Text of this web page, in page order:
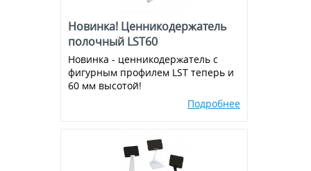
Новинка! Ценникодержатель
полочный LST60
Новинка - ценникодержатель с
фигурным профилем LST теперь и
60 мм высотой!
Подробнее